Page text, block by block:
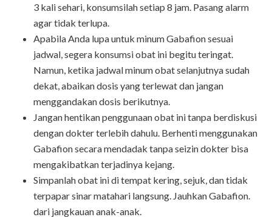
3 kali sehari, konsumsilah setiap 8 jam. Pasang alarm
agar tidak terlupa.
Apabila Anda lupa untuk minum Gabafion sesuai
jadwal, segera konsumsi obat ini begitu teringat.
Namun, ketika jadwal minum obat selanjutnya sudah
dekat, abaikan dosis yang terlewat dan jangan
menggandakan dosis berikutnya.
Jangan hentikan penggunaan obat ini tanpa berdiskusi
dengan dokter terlebih dahulu. Berhenti menggunakan
Gabafion secara mendadak tanpa seizin dokter bisa
mengakibatkan terjadinya kejang.
Simpanlah obat ini di tempat kering, sejuk, dan tidak
terpapar sinar matahari langsung. Jauhkan Gabafion.
dari jangkauan anak-anak.